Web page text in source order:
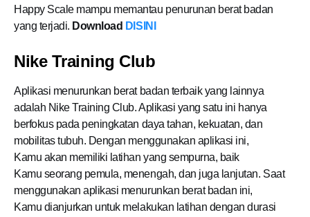
Happy Scale mampu memantau penurunan berat badan
yang terjadi. Download DISINI
Nike Training Club
Aplikasi menurunkan berat badan terbaik yang lainnya
adalah Nike Training Club. Aplikasi yang satu ini hanya
berfokus pada peningkatan daya tahan, kekuatan, dan
mobilitas tubuh. Dengan menggunakan aplikasi ini,
Kamu akan memiliki latihan yang sempurna, baik
Kamu seorang pemula, menengah, dan juga lanjutan. Saat
menggunakan aplikasi menurunkan berat badan ini,
Kamu dianjurkan untuk melakukan latihan dengan durasi